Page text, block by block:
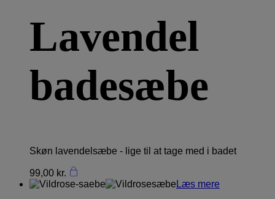
Lavendel
badesæbe
Skøn lavendelsæbe - lige til at tage med i badet
99,00 kr.
Læs mere